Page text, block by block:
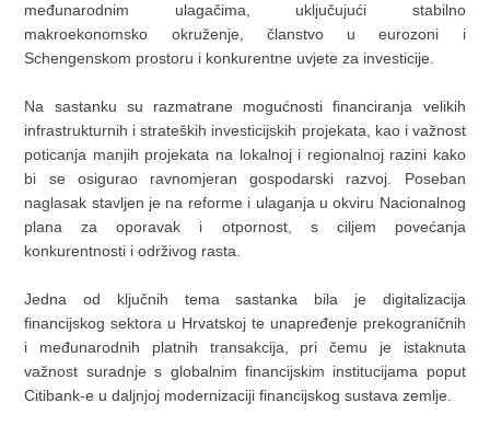
međunarodnim ulagačima, uključujući stabilno
makroekonomsko okruženje, članstvo u eurozoni i
Schengenskom prostoru i konkurentne uvjete za investicije.
Na sastanku su razmatrane mogućnosti financiranja velikih
infrastrukturnih i strateških investicijskih projekata, kao i važnost
poticanja manjih projekata na lokalnoj i regionalnoj razini kako
bi se osigurao ravnomjeran gospodarski razvoj. Poseban
naglasak stavljen je na reforme i ulaganja u okviru Nacionalnog
plana za oporavak i otpornost, s ciljem povećanja
konkurentnosti i održivog rasta.
Jedna od ključnih tema sastanka bila je digitalizacija
financijskog sektora u Hrvatskoj te unapređenje prekograničnih
i međunarodnih platnih transakcija, pri čemu je istaknuta
važnost suradnje s globalnim financijskim institucijama poput
Citibank-e u daljnjoj modernizaciji financijskog sustava zemlje.